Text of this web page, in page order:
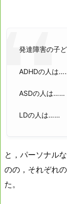
発達障害の子
ADHDの人は
ASDの人は……
LDの人は……
と，パーソナル
のの，それぞれ
た。